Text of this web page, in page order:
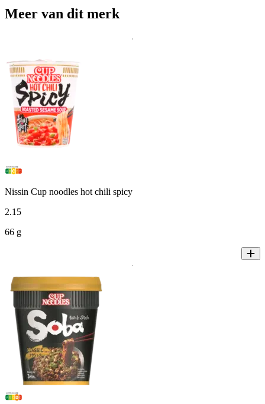
Meer van dit merk
Nissin Cup noodles hot chili spicy
2.15
66 g